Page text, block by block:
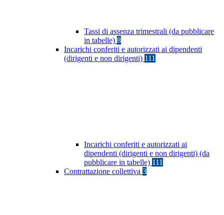
Tassi di assenza trimestrali (da pubblicare
in tabelle) 8
Incarichi conferiti e autorizzati ai dipendenti
(dirigenti e non dirigenti) 111
Incarichi conferiti e autorizzati ai
dipendenti (dirigenti e non dirigenti) (da
pubblicare in tabelle) 111
Contrattazione collettiva 3